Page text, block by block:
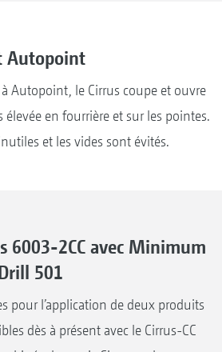
Autopoint
à Autopoint, le Cirrus coupe et ouvre
élevée en fourrière et sur les pointes.
et les vides sont évités.
6003-2CC avec Minimum
501
pour l’application de deux produits
dès à présent avec le Cirrus-CC